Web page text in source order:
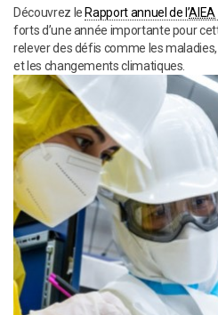
Découvrez le Rapport annuel de l’AIEA
forts d’une année importante pour
relever des défis comme les
et les changements climatiques.